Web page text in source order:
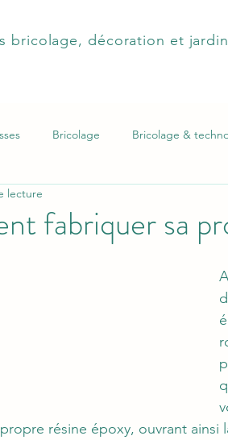
bricolage, décoration et jardin
Bricolage Bricolage &
fabriquer sa
lecture
résine époxy, ouvrant